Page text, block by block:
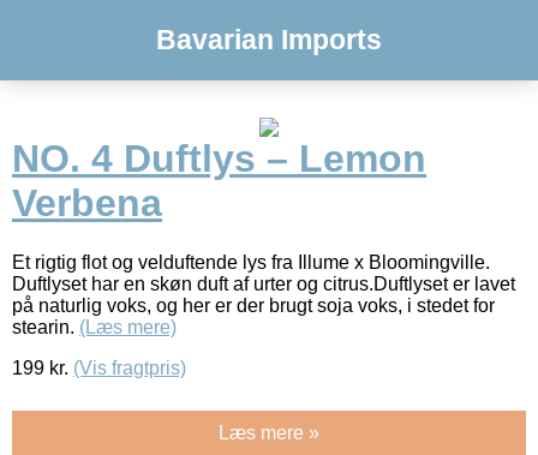
Bavarian Imports
NO. 4 Duftlys – Lemon
Verbena
Et rigtig flot og velduftende lys fra Illume x Bloomingville.
Duftlyset har en skøn duft af urter og citrus.Duftlyset er lavet
på naturlig voks, og her er der brugt soja voks, i stedet for
stearin. (Læs mere)
199 kr. (Vis fragtpris)
Læs mere »